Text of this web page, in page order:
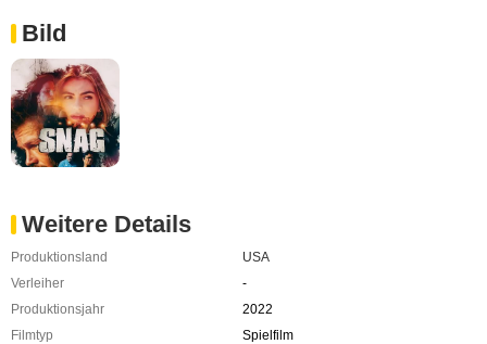
Bild
Weitere Details
Produktionsland
USA
Verleiher
-
Produktionsjahr
2022
Filmtyp
Spielfilm